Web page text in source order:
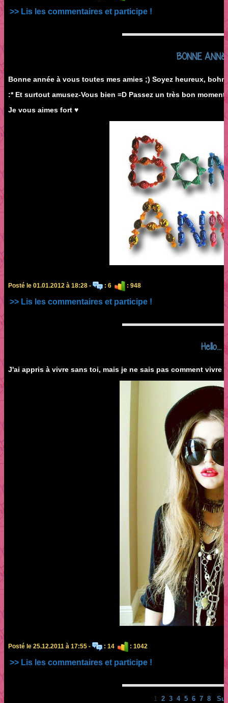
>> Lis les commentaires et participe !
BONNE
Bonne année à vous toutes mes amies ;) Soyez heureux,
:* Et surtout amusez-Vous bien =D Passez un très bon
Je vous aimes fort ♥
Posté le 01.01.2012 à 18:28 - : 6 : 948
>> Lis les commentaires et participe !
Hello...
J'ai appris à vivre sans toi, mais je ne sais pas comment vivre
Posté le 25.12.2011 à 17:55 - : 14 : 1042
>> Lis les commentaires et participe !
1 2 3 4 5 6 7 8